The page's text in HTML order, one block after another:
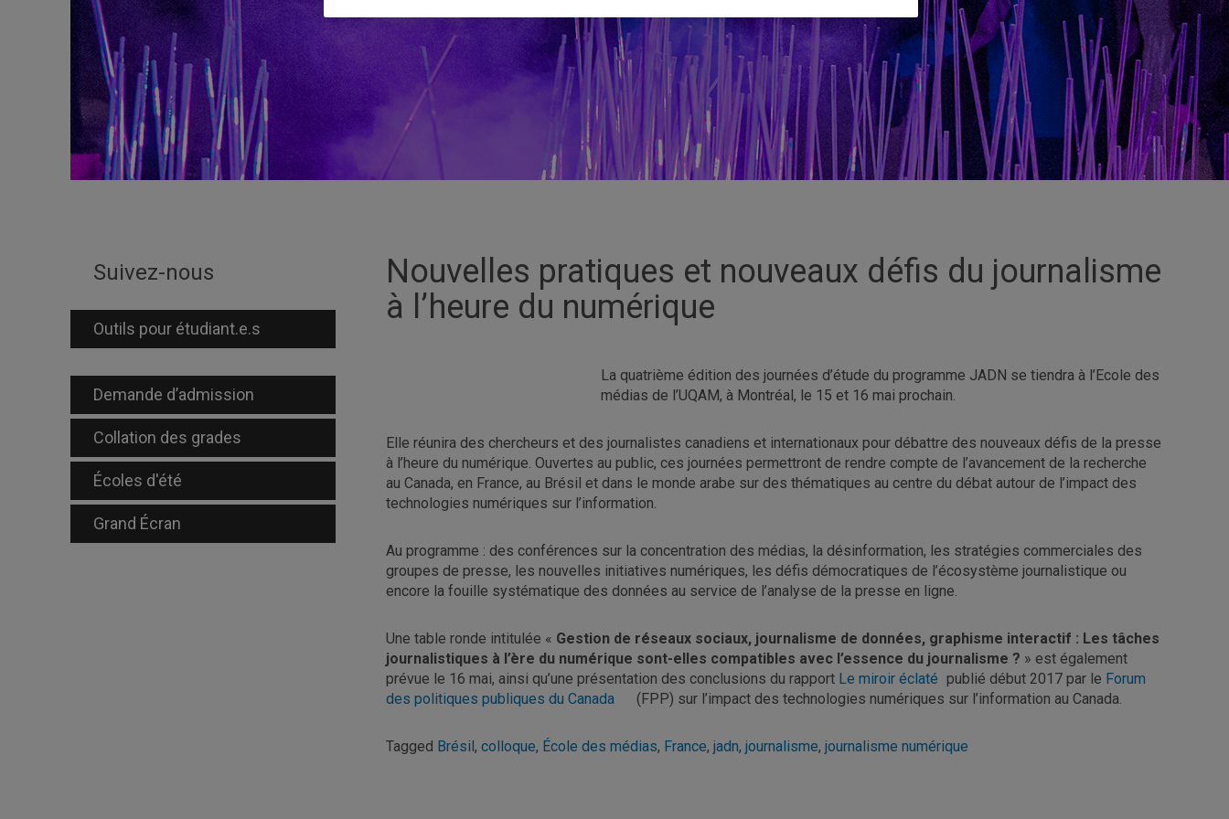
Suivez-nous
Outils pour étudiant.e.s
Demande d’admission
Collation des grades
Écoles d'été
Grand Écran
Nouvelles pratiques et nouveaux défis du journalisme
à l’heure du numérique
La quatrième édition des journées d’étude du programme JADN se tiendra à l’Ecole des
médias de l’UQAM, à Montréal, le 15 et 16 mai prochain.
Elle réunira des chercheurs et des journalistes canadiens et internationaux pour débattre des nouveaux défis de la presse
à l’heure du numérique. Ouvertes au public, ces journées permettront de rendre compte de l’avancement de la recherche
au Canada, en France, au Brésil et dans le monde arabe sur des thématiques au centre du débat autour de l’impact des
technologies numériques sur l’information.
Au programme : des conférences sur la concentration des médias, la désinformation, les stratégies commerciales des
groupes de presse, les nouvelles initiatives numériques, les défis démocratiques de l’écosystème journalistique ou
encore la fouille systématique des données au service de l’analyse de la presse en ligne.
Une table ronde intitulée « Gestion de réseaux sociaux, journalisme de données, graphisme interactif : Les tâches
journalistiques à l’ère du numérique sont-elles compatibles avec l’essence du journalisme ? » est également
prévue le 16 mai, ainsi qu’une présentation des conclusions du rapport Le miroir éclaté publié début 2017 par le Forum
des politiques publiques du Canada
(FPP) sur l’impact des technologies numériques sur l’information au Canada.
Tagged Brésil, colloque, École des médias, France, jadn, journalisme, journalisme numérique